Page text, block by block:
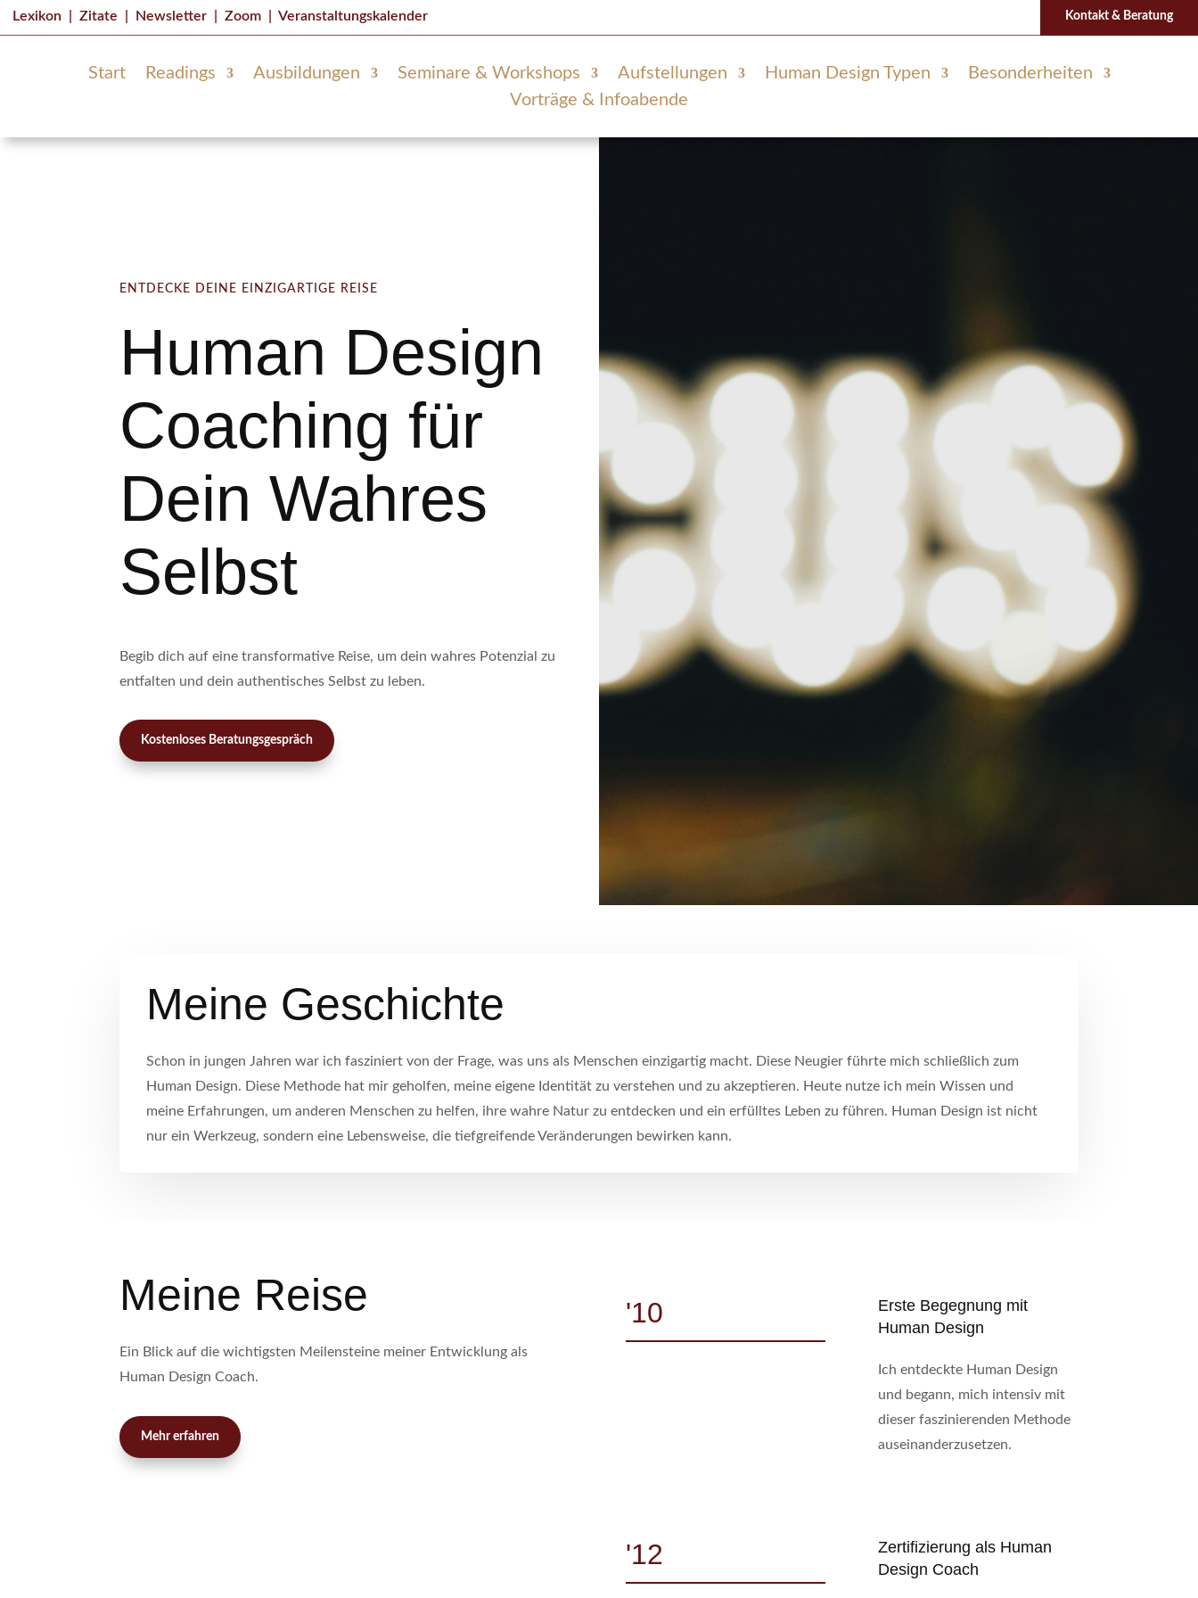
Lexikon Zitate Newsletter Zoom Veranstaltungskalender Kontakt & Beratung
Start Readings Ausbildungen Seminare & Workshops Aufstellungen Human Design Typen
Besonderheiten
Vorträge & Infoabende
ENTDECKE DEINE EINZIGARTIGE REISE
Human Design
Coaching für
Dein Wahres
Selbst
Begib dich auf eine transformative Reise, um dein wahres Potenzial zu
entfalten und dein authentisches Selbst zu leben.
Kostenloses Beratungsgespräch
Meine Geschichte
Schon in jungen Jahren war ich fasziniert von der Frage, was uns als Menschen einzigartig macht. Diese Neugier führte mich schließlich zum
Human Design. Diese Methode hat mir geholfen, meine eigene Identität zu verstehen und zu akzeptieren. Heute nutze ich mein Wissen und
meine Erfahrungen, um anderen Menschen zu helfen, ihre wahre Natur zu entdecken und ein erfülltes Leben zu führen. Human Design ist nicht
nur ein Werkzeug, sondern eine Lebensweise, die tiefgreifende Veränderungen bewirken kann.
Meine Reise
Ein Blick auf die wichtigsten Meilensteine meiner Entwicklung als
Human Design Coach.
Mehr erfahren
'10
Erste Begegnung mit
Human Design
Ich entdeckte Human Design
und begann, mich intensiv mit
dieser faszinierenden Methode
auseinanderzusetzen.
'12
Zertifizierung als Human
Design Coach